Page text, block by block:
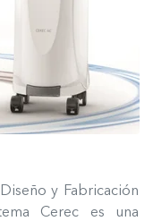
y Fabricación
Cerec es una